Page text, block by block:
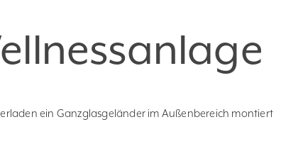
ein Ganzglasgeländer im Außenbereich montiert